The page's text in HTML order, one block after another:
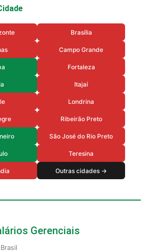
Brasília
Campo Grande
Fortaleza
Itajaí
Londrina
Ribeirão Preto
São José do Rio Preto
Teresina
Outras cidades →
Gerenciais